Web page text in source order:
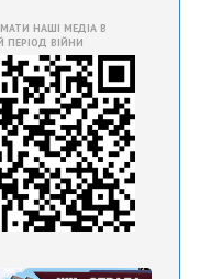
НАШІ МЕДІА В
ПЕРІОД ВІЙНИ